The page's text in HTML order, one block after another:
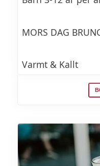
MORS DAG
Varmt & Kallt
Tre sorters sill
Flera sorters chark